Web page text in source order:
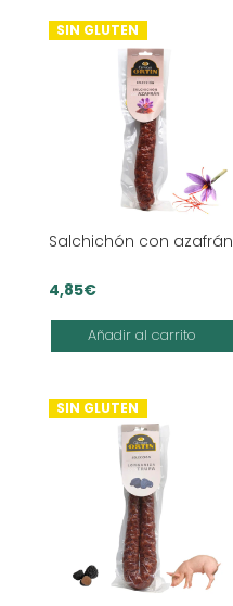
SIN GLUTEN
Salchichón con azafrán
4,85€
Añadir al carrito
SIN GLUTEN